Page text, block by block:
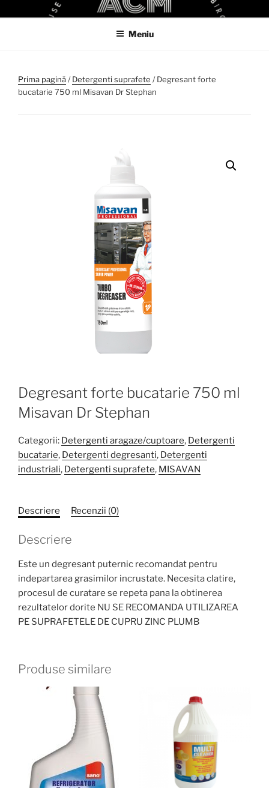
la
ACM
ACM VIRTUAL SHOP
Meniu
Prima pagină/Detergenti suprafete / Degresant forte
bucatarie 750 ml Misavan Dr Stephan
Degresant forte bucatarie 750 ml
Misavan Dr Stephan
Categorii: Detergenti aragaze/cuptoare, Detergenti
bucatarie, Detergenti degresanti, Detergenti
industriali, Detergenti suprafete, MISAVAN
Descriere Recenzii (0)
Descriere
Este un degresant puternic recomandat pentru
indepartarea grasimilor incrustate. Necesita clatire,
procesul de curatare se repeta pana la obtinerea
rezultatelor dorite NU SE RECOMANDA UTILIZAREA
PE SUPRAFETELE DE CUPRU ZINC PLUMB
Produse similare